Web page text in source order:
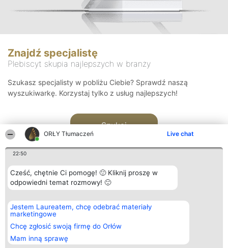
ORŁY Tłumaczeń Live chat
22:50
Cześć, chętnie Ci pomogę! 🙂 Kliknij proszę w
odpowiedni temat rozmowy! 🙂
Jestem Laureatem, chcę odebrać materiały
marketingowe
Chcę zgłosić swoją firmę do Orłów
Mam inną sprawę
Znajdź specjalistę
Plebiscyt skupia najlepszych w branży
Szukasz specjalisty w pobliżu Ciebie? Sprawdź naszą
wyszukiwarkę. Korzystaj tylko z usług najlepszych!
Szukaj
Organizator plebiscytu
Bright Side Solutions sp. z o.
o. sp. k.
ul. Ruska 22
Wrocław 50-079
KRS 0000749100 | Regon
381313360 | NIP 8943132676
Plebiscyt
Laureaci
wszystkich
Laureatów
Regulamin
Kontakt
Kontakt